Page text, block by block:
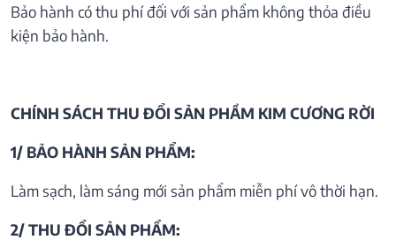
Bảo hành có thu phí đối với sản phẩm không thỏa điều
kiện bảo hành.
CHÍNH SÁCH THU ĐỔI SẢN PHẦM KIM CƯƠNG RỜI
1/ BẢO HÀNH SẢN PHẨM:
Làm sạch, làm sáng mới sản phẩm miễn phí vô thời hạn.
2/ THU ĐỔI SẢN PHẨM: